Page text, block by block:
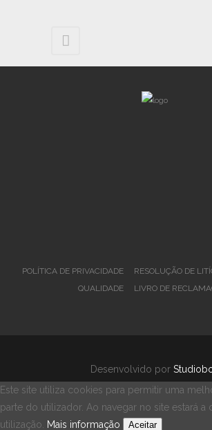
POLÍTICA DE PRIVACIDADE RESOLUÇÃO DE
QUALIDADE
LIVRO DE
Desenvolvido por
Este site utiliza cookies para permitir uma
parte do utilizador. Ao navegar no site estará a
utilização.
Mais informação Aceitar